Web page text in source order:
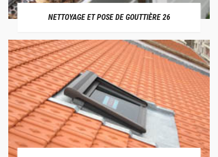
NETTOYAGE ET POSE DE GOUTTIÈRE 26